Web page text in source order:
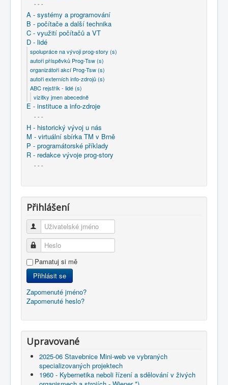
- - -
A - systémy a programování
B - počítače a další technika
C - využití počítačů a VT
D - lidé
spolupráce na vývoji prog-story (s)
autoři příspěvků Prog-Tsw (s)
organizátoři akcí Prog-Tsw (s)
autoři externích info-zdrojů (s)
ABC rejstřík - lidé (s)
vizitky jmen abecedně
E - instituce a info-zdroje
- - -
H - historický vývoj u nás
M - virtuální sbírka TM v Brně
P - programátorské příklady
R - redakce vývoje prog-story
- - -
Přihlášení
Uživatelské jméno
Heslo
Pamatuj si mě
Přihlásit se
Zapomenuté jméno?
Zapomenuté heslo?
Upravované
2025-06 Stavebnice Mini-web ve vybraných
specializovaných projektech
1960 - Kybernetika neboli řízení a sdělování v živých